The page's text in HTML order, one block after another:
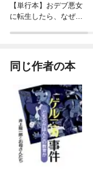
【単行本】おデブ悪女
に転生したら、なぜか
同じ作者の本